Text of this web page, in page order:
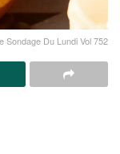
Sondage Du Lundi Vol 752